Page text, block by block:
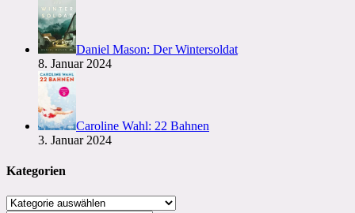
Daniel Mason: Der Wintersoldat
8. Januar 2024
Caroline Wahl: 22 Bahnen
3. Januar 2024
Kategorien
Kategorien